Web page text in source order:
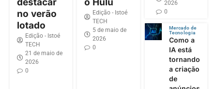
destacar
no verão
lotado
Edição - Istoé
TECH
21 de maio de
2026
0
o Hulu
Edição - Istoé
TECH
5 de maio de
2026
0
2026
0
Mercado de
Tecnologia
Como a
IA está
tornando
a criação
de